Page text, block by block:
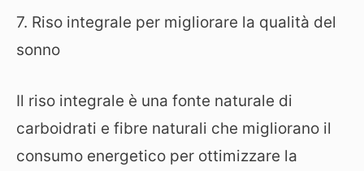
7. Riso integrale per migliorare la qualità del
sonno
Il riso integrale è una fonte naturale di
carboidrati e fibre naturali che migliorano il
consumo energetico per ottimizzare la